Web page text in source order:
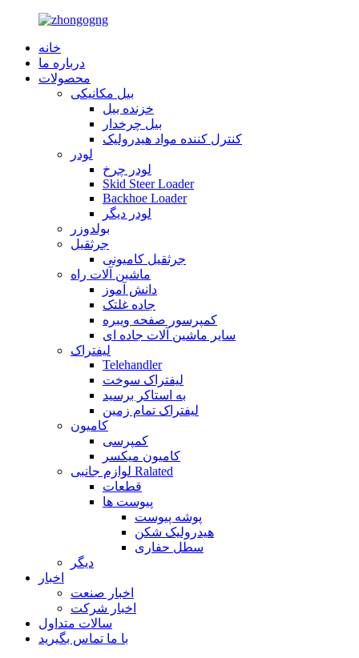
خانه
درباره ما
محصولات
بیل مکانیکی
خزنده بیل
بیل چرخدار
کنترل کننده مواد هیدرولیک
لودر
لودر چرخ
Skid Steer Loader
Backhoe Loader
لودر دیگر
بولدوزر
جرثقیل
جرثقیل کامیونی
ماشین آلات راه
دانش آموز
جاده غلتک
کمپرسور صفحه ویبره
سایر ماشین آلات جاده ای
لیفتراک
Telehandler
لیفتراک سوخت
به استاکر برسید
لیفتراک تمام زمین
کامیون
کمپرسی
کامیون میکسر
لوازم جانبی Ralated
قطعات
پیوست ها
پوشه پیوست
هیدرولیک شکن
سطل حفاری
دیگر
اخبار
اخبار صنعت
اخبار شرکت
سالات متداول
با ما تماس بگیرید